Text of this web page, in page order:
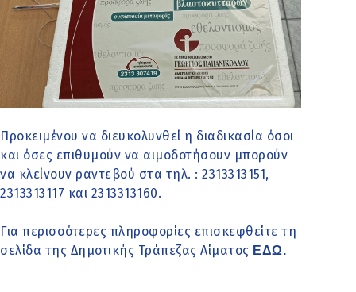
Προκειμένου να διευκολυνθεί η διαδικασία όσοι
και όσες επιθυμούν να αιμοδοτήσουν μπορούν
να κλείνουν ραντεβού στα τηλ. : 2313313151,
2313313117 και 2313313160.
Για περισσότερες πληροφορίες επισκεφθείτε τη
σελίδα της Δημοτικής Τράπεζας Αίματος ΕΔΩ.